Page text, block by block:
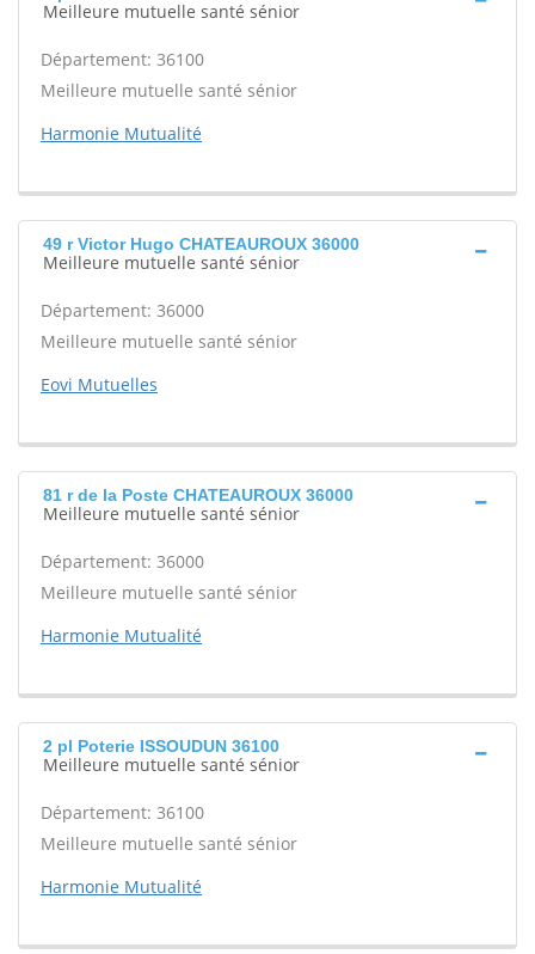
Meilleure mutuelle santé sénior
Département: 36100
Meilleure mutuelle santé sénior
Harmonie Mutualité
49 r Victor Hugo CHATEAUROUX 36000
Meilleure mutuelle santé sénior
Département: 36000
Meilleure mutuelle santé sénior
Eovi Mutuelles
81 r de la Poste CHATEAUROUX 36000
Meilleure mutuelle santé sénior
Département: 36000
Meilleure mutuelle santé sénior
Harmonie Mutualité
2 pl Poterie ISSOUDUN 36100
Meilleure mutuelle santé sénior
Département: 36100
Meilleure mutuelle santé sénior
Harmonie Mutualité